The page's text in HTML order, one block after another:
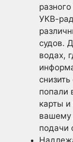
УКВ-
судов.
водах,
попали
карты
вашему
подачи